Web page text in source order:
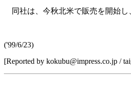
同社は、今秋北米で販売を開始し
('99/6/23)
[Reported by kokubu@impress.co.jp /